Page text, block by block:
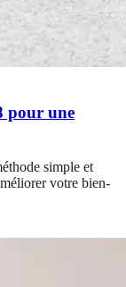
pour une
simple et
votre bien-